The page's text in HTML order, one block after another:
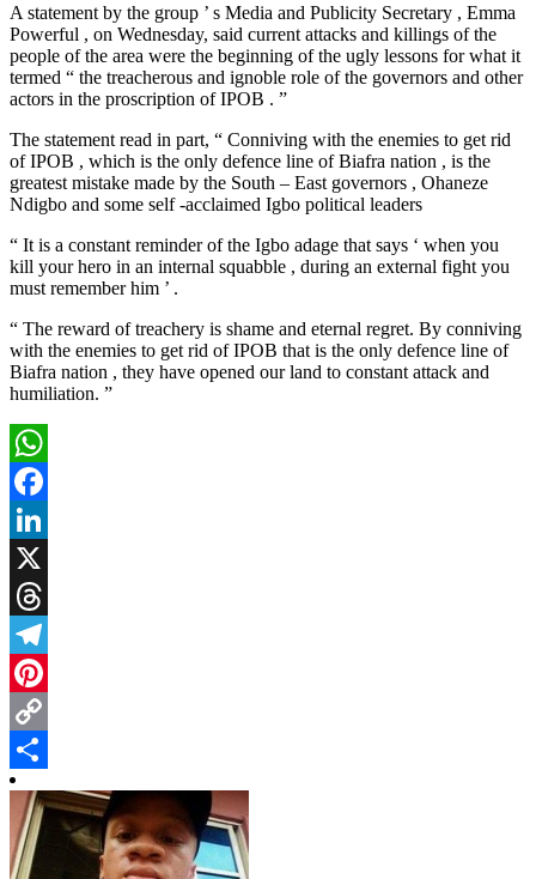
A statement by the group ’ s Media and Publicity Secretary , Emma
Powerful , on Wednesday, said current attacks and killings of the
people of the area were the beginning of the ugly lessons for what it
termed “ the treacherous and ignoble role of the governors and other
actors in the proscription of IPOB . ”
The statement read in part, “ Conniving with the enemies to get rid
of IPOB , which is the only defence line of Biafra nation , is the
greatest mistake made by the South – East governors , Ohaneze
Ndigbo and some self -acclaimed Igbo political leaders
“ It is a constant reminder of the Igbo adage that says ‘ when you
kill your hero in an internal squabble , during an external fight you
must remember him ’ .
“ The reward of treachery is shame and eternal regret. By conniving
with the enemies to get rid of IPOB that is the only defence line of
Biafra nation , they have opened our land to constant attack and
humiliation. ”
WhatsApp
Facebook
LinkedIn
X
Threads
Telegram
Pinterest
Copy
Link
Share